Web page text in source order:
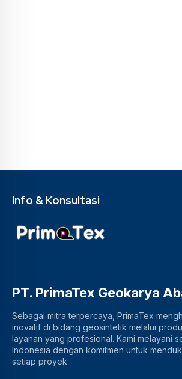
Info & Konsultasi
PT. PrimaTex Geokarya
Sebagai mitra terpercaya, PrimaTex
inovatif di bidang geosintetik melalui
layanan yang profesional. Kami melayani
Indonesia dengan komitmen untuk
setiap proyek